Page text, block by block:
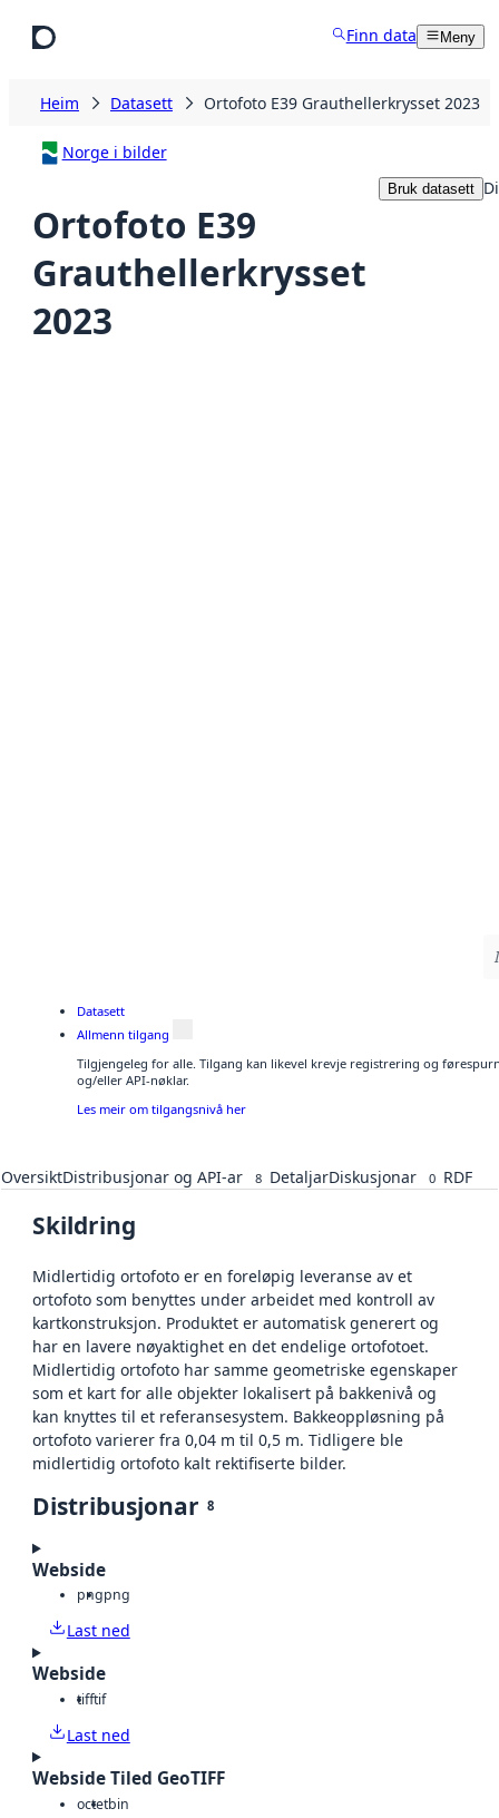
Finn data Meny
Heim Datasett Ortofoto E39 Grauthellerkrysset 2023
Norge i bilder
Ortofoto E39
Grauthellerkrysset
2023
Bruk datasett
Datasett
Allmenn tilgang
Tilgjengeleg for alle. Tilgang kan likevel krevje registrering og
og/eller API-nøklar.
Les meir om tilgangsnivå her
OversiktDistribusjonar og API-ar 8 DetaljarDiskusjonar 0 RDF
Skildring
Midlertidig ortofoto er en foreløpig leveranse av et
ortofoto som benyttes under arbeidet med kontroll av
kartkonstruksjon. Produktet er automatisk generert og
har en lavere nøyaktighet en det endelige ortofotoet.
Midlertidig ortofoto har samme geometriske egenskaper
som et kart for alle objekter lokalisert på bakkenivå og
kan knyttes til et referansesystem. Bakkeoppløsning på
ortofoto varierer fra 0,04 m til 0,5 m. Tidligere ble
midlertidig ortofoto kalt rektifiserte bilder.
Distribusjonar 8
Webside
pngpng
Last ned
Webside
tifftif
Last ned
Webside Tiled GeoTIFF
octetbin